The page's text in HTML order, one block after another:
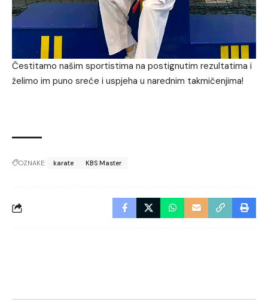
Čestitamo našim sportistima na postignutim rezultatima i
želimo im puno sreće i uspjeha u narednim takmičenjima!
OZNAKE: karate KBS Master